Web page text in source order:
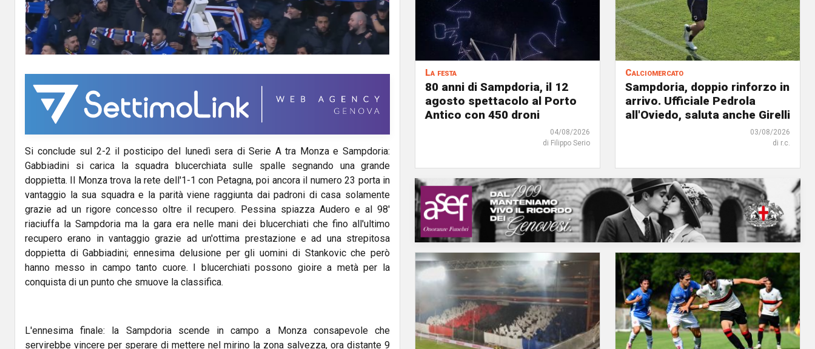
Si conclude sul 2-2 il posticipo del lunedì sera di Serie A tra Monza e Sampdoria:
Gabbiadini si carica la squadra blucerchiata sulle spalle segnando una grande
doppietta. Il Monza trova la rete dell'1-1 con Petagna, poi ancora il numero 23 porta in
vantaggio la sua squadra e la parità viene raggiunta dai padroni di casa solamente
grazie ad un rigore concesso oltre il recupero. Pessina spiazza Audero e al 98'
riaciuffa la Sampdoria ma la gara era nelle mani dei blucerchiati che fino all'ultimo
recupero erano in vantaggio grazie ad un'ottima prestazione e ad una strepitosa
doppietta di Gabbiadini; ennesima delusione per gli uomini di Stankovic che però
hanno messo in campo tanto cuore. I blucerchiati possono gioire a metà per la
conquista di un punto che smuove la classifica.
L'ennesima finale: la Sampdoria scende in campo a Monza consapevole che
servirebbe vincere per sperare di mettere nel mirino la zona salvezza, ora distante 9
La festa
80 anni di Sampdoria, il 12
agosto spettacolo al Porto
Antico con 450 droni
04/08/2026
di Filippo Serio
Calciomercato
Sampdoria, doppio rinforzo in
arrivo. Ufficiale Pedrola
all'Oviedo, saluta anche Girelli
03/08/2026
di r.c.